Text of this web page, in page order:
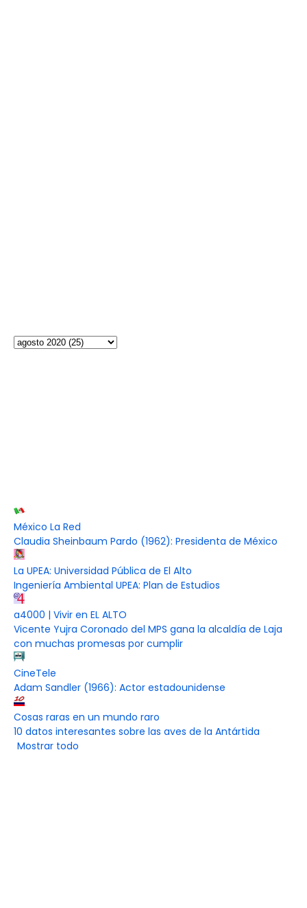
México La Red
Claudia Sheinbaum Pardo (1962): Presidenta de México
La UPEA: Universidad Pública de El Alto
Ingeniería Ambiental UPEA: Plan de Estudios
a4000 | Vivir en EL ALTO
Vicente Yujra Coronado del MPS gana la alcaldía de Laja
con muchas promesas por cumplir
CineTele
Adam Sandler (1966): Actor estadounidense
Cosas raras en un mundo raro
10 datos interesantes sobre las aves de la Antártida
Mostrar todo